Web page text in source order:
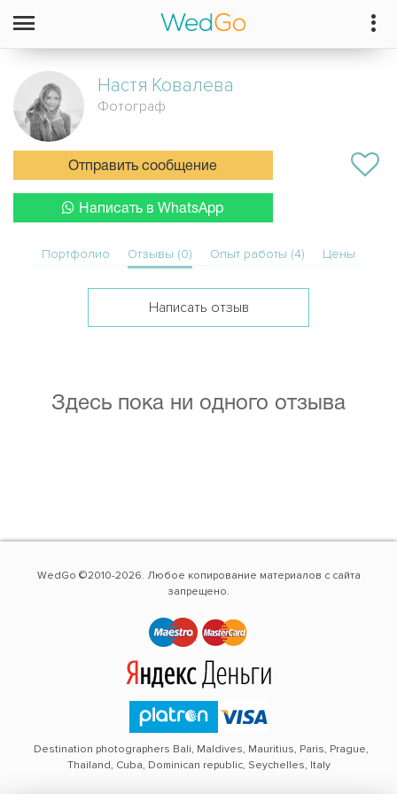
Настя Ковалева
Фотограф
Отправить сообщение
Написать в WhatsApp
Портфолио Отзывы (0) Опыт работы (4) Цены
Написать отзыв
Здесь пока ни одного отзыва
WedGo ©2010-2026. Любое копирование материалов с сайта
запрещено.
Destination photographers Bali, Maldives, Mauritius, Paris, Prague,
Thailand, Cuba, Dominican republic, Seychelles, Italy